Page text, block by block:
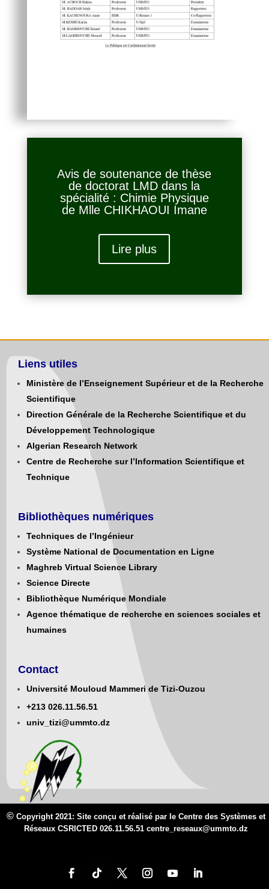
Avis de soutenance de thèse
de doctorat LMD dans la
spécialité : Chimie Physique
de Mlle CHIKHAOUI Imane
Lire plus
Liens utiles
Ministère de l’Enseignement Supérieur et de la Recherche
Scientifique
Direction Générale de la Recherche Scientifique et du
Développement Technologique
Algerian Research Network
Centre de Recherche sur l’Information Scientifique et
Technique
Bibliothèques numériques
Techniques de l’Ingénieur
Système National de Documentation en Ligne
Maghreb Virtual Science Library
Science Directe
Bibliothèque Numérique Mondiale
Agence thématique de recherche en sciences sociales et
humaines
Contact
Université Mouloud Mammeri de Tizi-Ouzou
+213 026.11.56.51
univ_tizi@ummto.dz
© Copyright 2021: Site conçu et réalisé par le Centre des Systèmes et
Réseaux CSRICTED 026.11.56.51 centre_reseaux@ummto.dz